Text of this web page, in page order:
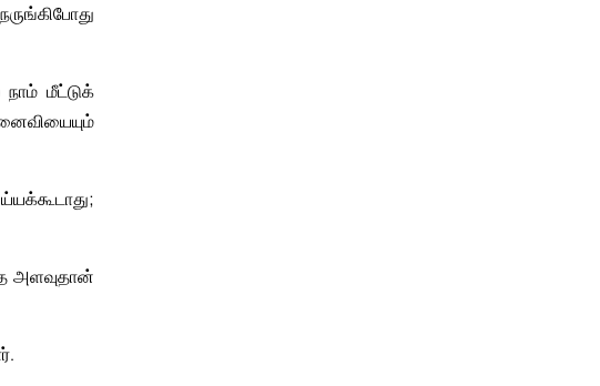
மீட்டுக்
அளவுதான்